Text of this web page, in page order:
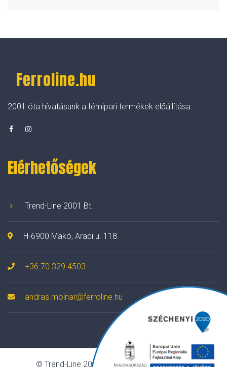
Ferroline.hu
2001 óta hívatásunk a fémipari termékek előállítása.
Elérhetőségek
Trend-Line 2001 Bt.
H-6900 Makó, Aradi u. 118.
+36 70 329 4503
andras.molnar@ferroline.hu
© Trend-Line 2001 Bt. Minden jog fenntartva